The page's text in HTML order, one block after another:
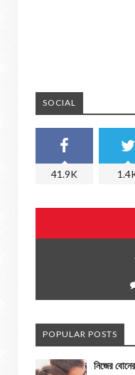
SOCIAL
41.9K
POPULAR POSTS
নিজের